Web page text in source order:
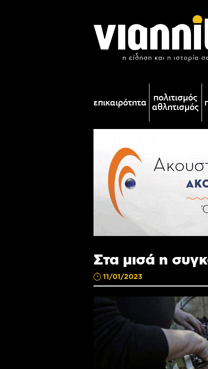
επικαιρότητα πολιτισμός
αθλητισμός
Στα μισά η
11/01/2023